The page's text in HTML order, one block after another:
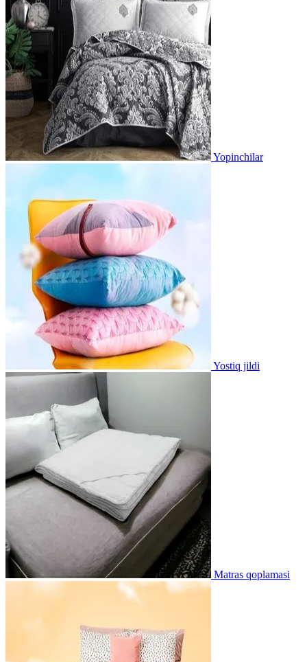
Yopinchilar
Yostiq jildi
Matras qoplamasi